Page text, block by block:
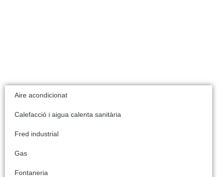
Aire acondicionat
Calefacció i aigua calenta sanitària
Fred industrial
Gas
Fontaneria